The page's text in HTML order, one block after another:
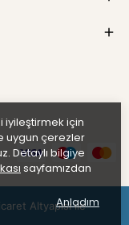
iyileştirmek için
uygun çerezler
Detaylı bilgiye
sayfamızdan
Anladım
Altyapısı ile